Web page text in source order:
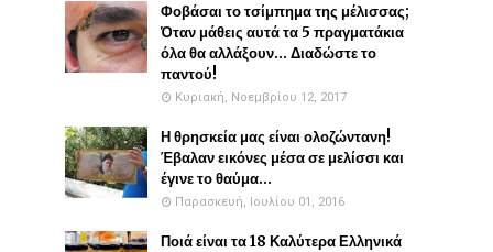
Φοβάσαι το τσίμπημα της μέλισσας;
Όταν μάθεις αυτά τα 5 πραγματάκια
όλα θα αλλάξουν... Διαδώστε το
παντού!
Κυριακή, Νοεμβρίου 12, 2017
Η θρησκεία μας είναι ολοζώντανη!
Έβαλαν εικόνες μέσα σε μελίσσι και
έγινε το θαύμα...
Παρασκευή, Ιουλίου 01, 2016
Ποιά είναι τα 18 Καλύτερα Ελληνικά